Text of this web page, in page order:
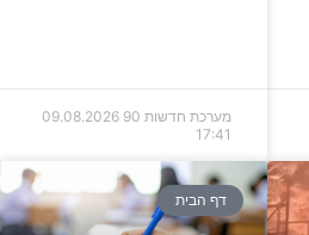
מערכת חדשות 90
09.08.2026
17:41
דף הבית